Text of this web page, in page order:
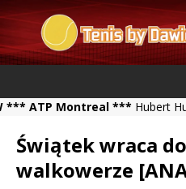
Montreal ***Hubert Hurkacz
Świątek wraca
walkowerze